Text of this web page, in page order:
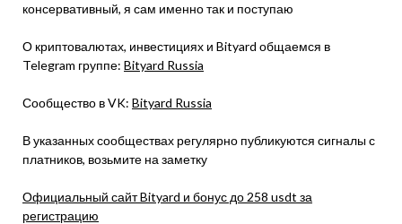
консервативный, я сам именно так и поступаю
О криптовалютах, инвестициях и Bityard общаемся в
Telegram группе: Bityard Russia
Сообщество в VK: Bityard Russia
В указанных сообществах регулярно публикуются сигналы с
платников, возьмите на заметку
Официальный сайт Bityard и бонус до 258 usdt за
регистрацию